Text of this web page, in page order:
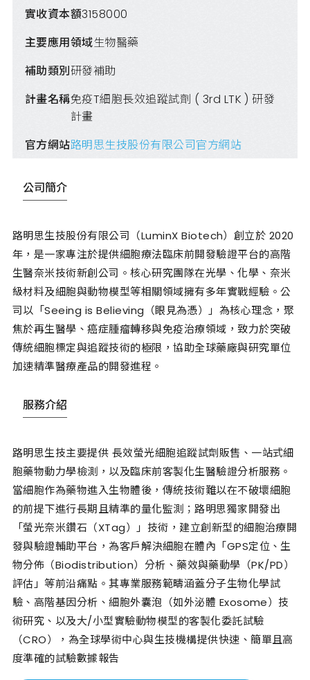
實收資本額3158000
主要應用領域生物醫藥
補助類別研發補助
計畫名稱免疫T細胞長效追蹤試劑 ( 3rd LTK ) 研發
計畫
官方網站路明思生技股份有限公司官方網站
公司簡介
路明思生技股份有限公司（LuminX Biotech）創立於 2020
年，是一家專注於提供細胞療法臨床前開發驗證平台的高階
生醫奈米技術新創公司。核心研究團隊在光學、化學、奈米
級材料及細胞與動物模型等相關領域擁有多年實戰經驗。公
司以「Seeing is Believing（眼見為憑）」為核心理念，聚
焦於再生醫學、癌症腫瘤轉移與免疫治療領域，致力於突破
傳統細胞標定與追蹤技術的極限，協助全球藥廠與研究單位
加速精準醫療產品的開發進程。
服務介紹
路明思生技主要提供 長效螢光細胞追蹤試劑販售、一站式細
胞藥物動力學檢測，以及臨床前客製化生醫驗證分析服務。
當細胞作為藥物進入生物體後，傳統技術難以在不破壞細胞
的前提下進行長期且精準的量化監測；路明思獨家開發出
「螢光奈米鑽石（XTag）」技術，建立創新型的細胞治療開
發與驗證輔助平台，為客戶解決細胞在體內「GPS定位、生
物分佈（Biodistribution）分析、藥效與藥動學（PK/PD）
評估」等前沿痛點。其專業服務範疇涵蓋分子生物化學試
驗、高階基因分析、細胞外囊泡（如外泌體 Exosome）技
術研究、以及大/小型實驗動物模型的客製化委託試驗
（CRO），為全球學術中心與生技機構提供快速、簡單且高
度準確的試驗數據報告